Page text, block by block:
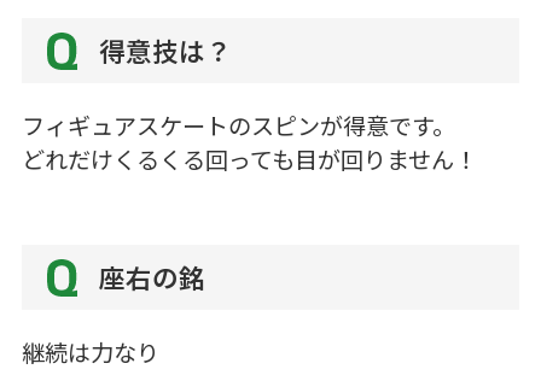
得意技は？
フィギュアスケートのスピンが得意です。
どれだけくるくる回っても目が回りません！
座右の銘
継続は力なり